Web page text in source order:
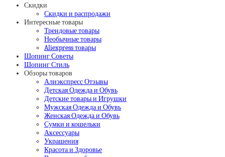
Скидки
Скидки и распродажи
Интересные товары
Трендовые товары
Необычные товары
Aliexpress товары
Шопинг Советы
Шопинг Стиль
Обзоры товаров
Алиэкспресс Отзывы
Детская Одежда и Обувь
Детские товары и Игрушки
Мужская Одежда и Обувь
Женская Одежда и Обувь
Сумки и кошельки
Аксессуары
Украшения
Красота и Здоровье